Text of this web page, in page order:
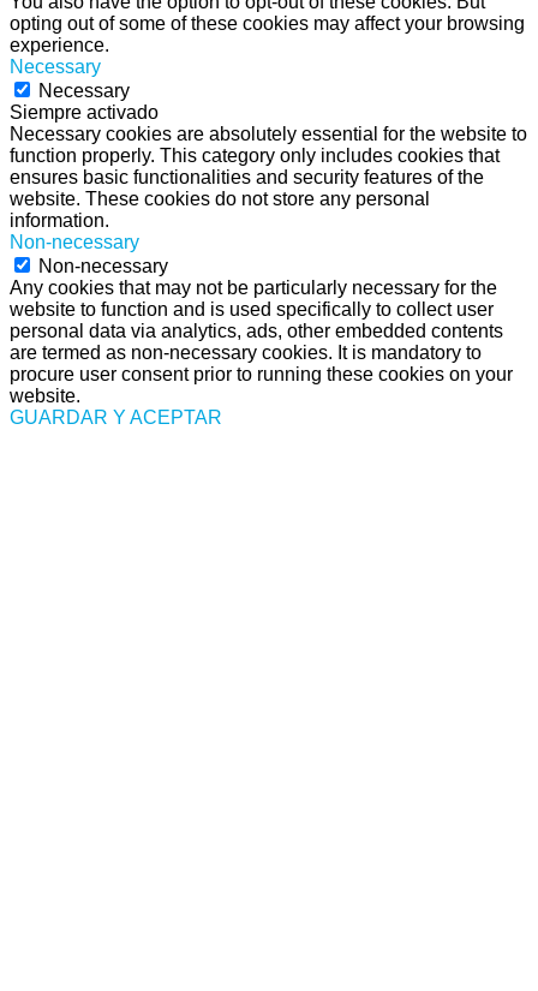
opting out of some of these cookies may affect your browsing
experience.
Necessary
Necessary
Siempre activado
Necessary cookies are absolutely essential for the website to
function properly. This category only includes cookies that
ensures basic functionalities and security features of the
website. These cookies do not store any personal
information.
Non-necessary
Non-necessary
Any cookies that may not be particularly necessary for the
website to function and is used specifically to collect user
personal data via analytics, ads, other embedded contents
are termed as non-necessary cookies. It is mandatory to
procure user consent prior to running these cookies on your
website.
GUARDAR Y ACEPTAR